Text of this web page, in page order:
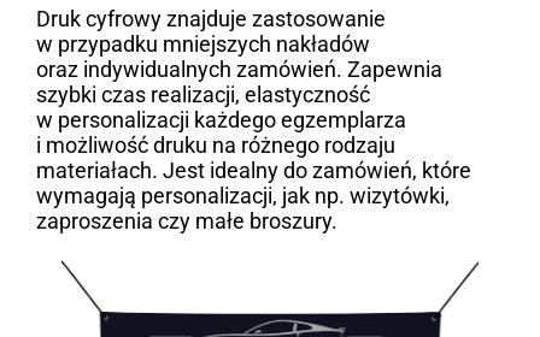
Druk cyfrowy znajduje zastosowanie
w przypadku mniejszych nakładów
oraz indywidualnych zamówień. Zapewnia
szybki czas realizacji, elastyczność
w personalizacji każdego egzemplarza
i możliwość druku na różnego rodzaju
materiałach. Jest idealny do zamówień, które
wymagają personalizacji, jak np. wizytówki,
zaproszenia czy małe broszury.